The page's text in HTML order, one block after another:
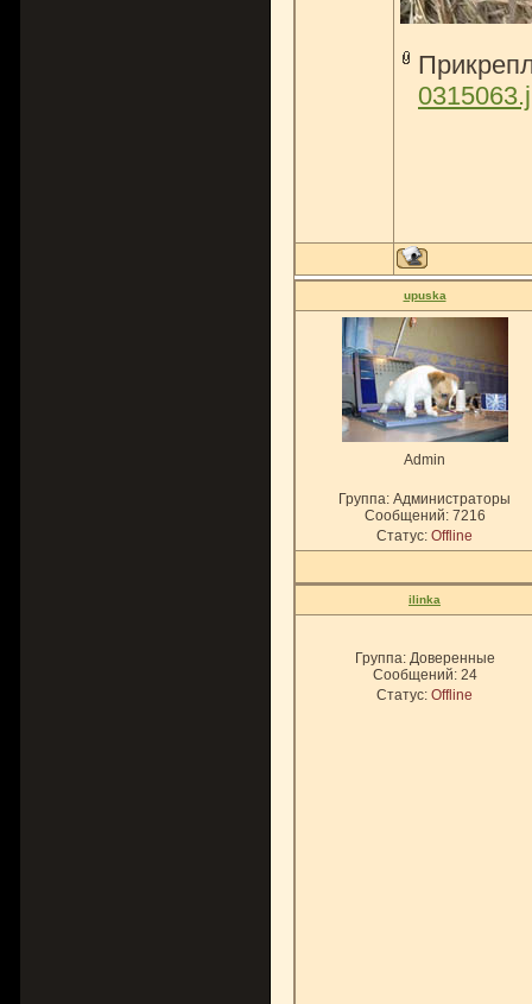
upuska
Admin
Группа: Администраторы
Сообщений: 7216
Статус: Offline
ilinka
Группа: Доверенные
Сообщений: 24
Статус: Offline